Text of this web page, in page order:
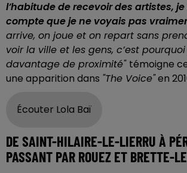
l’habitude de recevoir des artistes,
compte que je ne voyais pas
arrive, on joue et on repart sans
voir la ville et les gens, c’est
davantage de proximité" témoigne
une apparition dans "The Voice"en
Écouter Lola Baï
DE SAINT-HILAIRE-LE-LIERRU À
PASSANT PAR ROUEZ ET BRETTE-